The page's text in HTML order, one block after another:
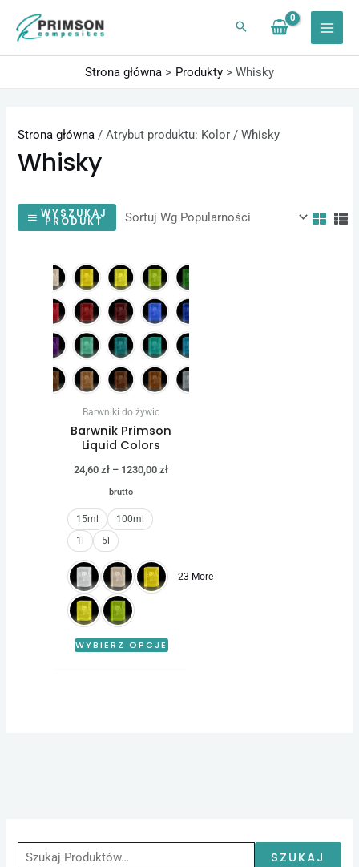
treści
Strona główna
Produkty Whisky
Strona główna / Atrybut produktu: Kolor / Whisky
Whisky
WYSZUKAJ
PRODUKT
Barwniki do żywic
Barwnik Primson
Liquid Colors
24,60zł – 1230,00zł
Zakres
cen:
24,60 zł
do
1230,00 zł
brutto
15ml
100ml
1l
5l
23 More
WYBIERZ OPCJE
Ten
produkt
ma
wiele
wariantów.
Opcje
stronie
SZUKAJ